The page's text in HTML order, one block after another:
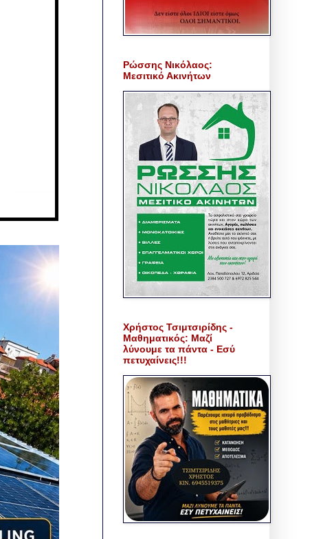
Ρώσσης Νικόλαος:
Μεσιτικό Ακινήτων
Χρήστος Τσιμτσιρίδης -
Μαθηματικός: Μαζί
λύνουμε τα πάντα - Εσύ
πετυχαίνεις!!!